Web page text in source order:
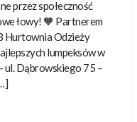
przez społeczność
łowy! 🧡 Partnerem
Hurtownia Odzieży
lumpeksów w
ul. Dąbrowskiego 75 –